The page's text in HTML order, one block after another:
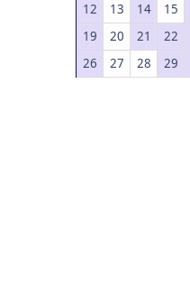
12
13 14 15
19
20 21 22
26
27 28 29